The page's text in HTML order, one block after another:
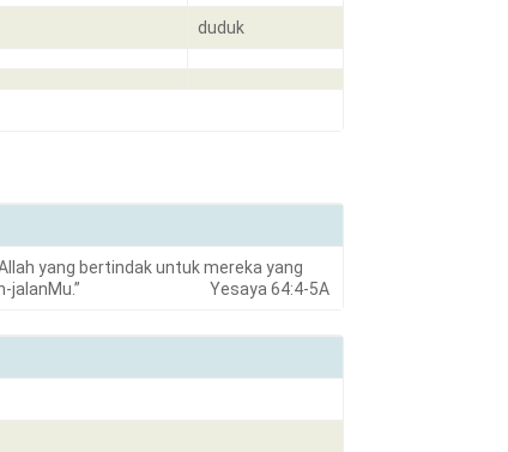
duduk
yang bertindak untuk mereka yang
jalan-jalanMu.” Yesaya 64:4-5A